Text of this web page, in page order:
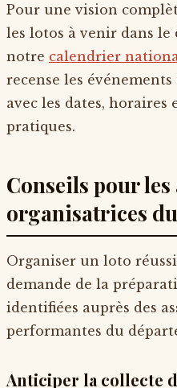
Pour une vision
les lotos à venir dans
notre calendrier
recense les
avec les dates,
pratiques.
Conseils pour
organisatrices
Organiser un loto
demande de la
identifiées auprès des
performantes du
Anticiper la collecte